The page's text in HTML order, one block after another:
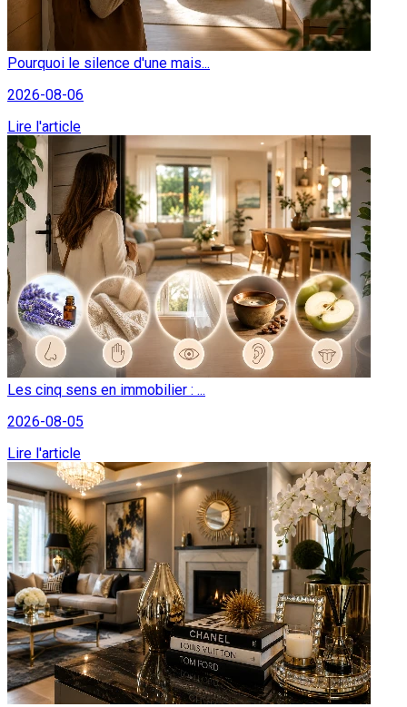
Pourquoi le silence d'une mais...
2026-08-06
Lire l'article
Les cinq sens en immobilier : ...
2026-08-05
Lire l'article